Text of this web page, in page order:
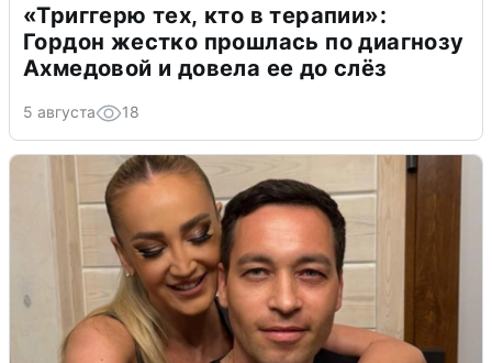
«Триггерю тех, кто в терапии»:
Гордон жестко прошлась по диагнозу
Ахмедовой и довела ее до слёз
5 августа 18